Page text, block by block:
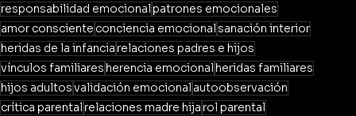
responsabilidad emocionalpatrones emocionales
amor consciente conciencia emocional sanación interior
heridas de la infanciarelaciones padres e hijos
vínculos familiaresherencia emocionalheridas familiares
hijos adultosvalidación emocional autoobservación
crítica parentalrelaciones madre hijarol parental